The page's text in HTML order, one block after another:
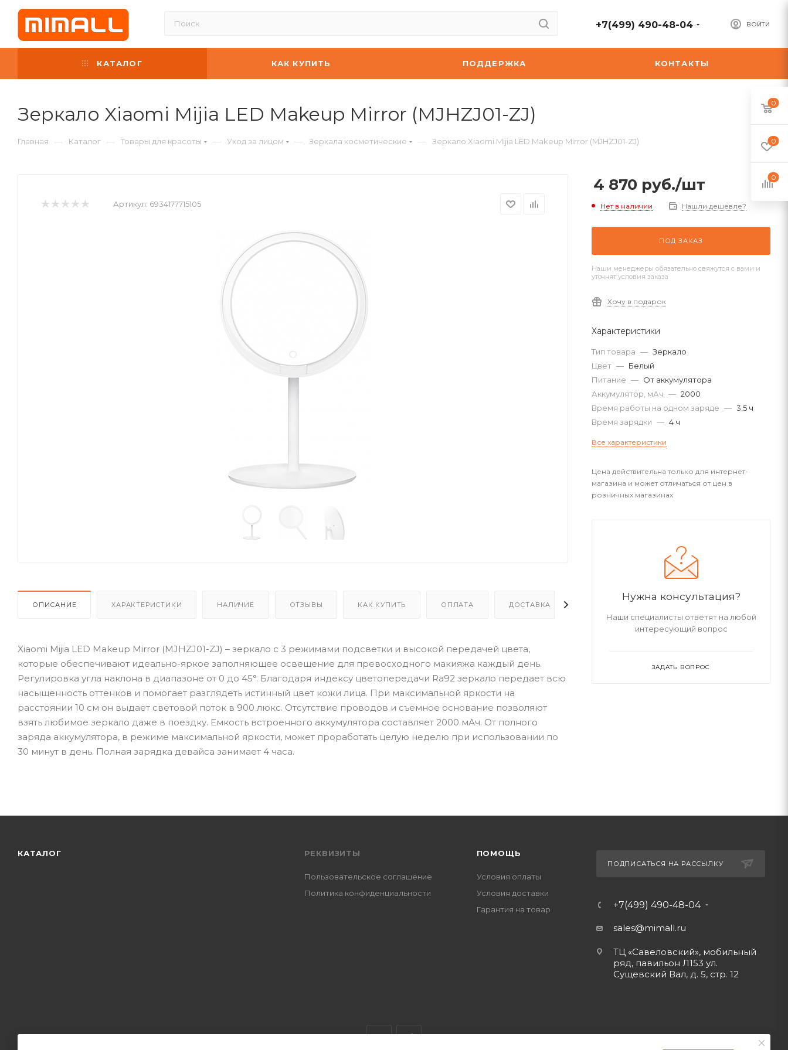
ВОЙТИ
+7(499) 490-48-04
КАТАЛОГ КАК КУПИТЬ ПОДДЕРЖКА КОНТАКТЫ
Зеркало Xiaomi Mijia LED Makeup Mirror (MJHZJ01-ZJ)
Главная — Каталог — Товары для красоты — Уход за лицом — Зеркала косметические — Зеркало Xiaomi Mijia LED Makeup Mirror (MJHZJ01-ZJ)
Артикул: 6934177715105
ОПИСАНИЕ ХАРАКТЕРИСТИКИ НАЛИЧИЕ ОТЗЫВЫ КАК КУПИТЬ ОПЛАТА ДОСТАВКА
Xiaomi Mijia LED Makeup Mirror (MJHZJ01-ZJ) – зеркало с 3 режимами подсветки и высокой передачей цвета,
которые обеспечивают идеально-яркое заполняющее освещение для превосходного макияжа каждый день.
Регулировка угла наклона в диапазоне от 0 до 45°. Благодаря индексу цветопередачи Ra92 зеркало передает всю
насыщенность оттенков и помогает разглядеть истинный цвет кожи лица. При максимальной яркости на
расстоянии 10 см он выдает световой поток в 900 люкс. Отсутствие проводов и съемное основание позволяют
взять любимое зеркало даже в поездку. Емкость встроенного аккумулятора составляет 2000 мАч. От полного
заряда аккумулятора, в режиме максимальной яркости, может проработать целую неделю при использовании по
30 минут в день. Полная зарядка девайса занимает 4 часа.
4 870 руб./шт
Нет в наличии Нашли дешевле?
ПОД ЗАКАЗ
Наши менеджеры обязательно свяжутся с вами и
уточнят условия заказа
Хочу в подарок
Характеристики
Тип товара — Зеркало
Цвет — Белый
Питание — От аккумулятора
Аккумулятор, мАч — 2000
Время работы на одном заряде — 3.5 ч
Время зарядки — 4 ч
Все характеристики
Цена действительна только для интернет-
магазина и может отличаться от цен в
розничных магазинах
Нужна консультация?
Наши специалисты ответят на любой
интересующий вопрос
ЗАДАТЬ ВОПРОС
КАТАЛОГ РЕКВИЗИТЫ
Пользовательское соглашение
Политика конфиденциальности
ПОМОЩЬ
Условия оплаты
Условия доставки
Гарантия на товар
ПОДПИСАТЬСЯ НА РАССЫЛКУ
+7(499) 490-48-04
sales@mimall.ru
ТЦ «Савеловский», мобильный
ряд, павильон Л153 ул.
Сущевский Вал, д. 5, стр. 12
0
0
0